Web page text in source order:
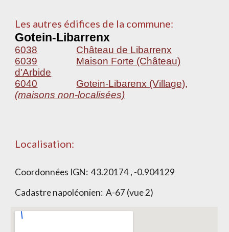
Les autres édifices de la commune:
Gotein-Libarrenx
6038
Château de Libarrenx
6039
Maison Forte (Château)
d'Arbide
6040
Gotein-Libarenx (Village),
(maisons non-localisées)
Localisation:
Coordonnées IGN: 43.20174 , -0.904129
Cadastre napoléonien: A-67 (vue 2)